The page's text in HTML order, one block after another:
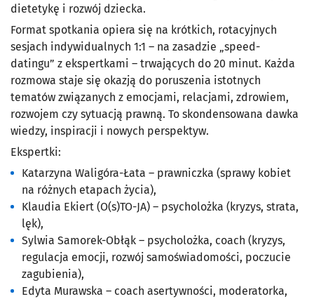
dietetykę i rozwój dziecka.
Format spotkania opiera się na krótkich, rotacyjnych
sesjach indywidualnych 1:1 – na zasadzie „speed-
datingu” z ekspertkami – trwających do 20 minut. Każda
rozmowa staje się okazją do poruszenia istotnych
tematów związanych z emocjami, relacjami, zdrowiem,
rozwojem czy sytuacją prawną. To skondensowana dawka
wiedzy, inspiracji i nowych perspektyw.
Ekspertki:
Katarzyna Waligóra-Łata – prawniczka (sprawy kobiet
na różnych etapach życia),
Klaudia Ekiert (O(s)TO-JA) – psycholożka (kryzys, strata,
lęk),
Sylwia Samorek-Obłąk – psycholożka, coach (kryzys,
regulacja emocji, rozwój samoświadomości, poczucie
zagubienia),
Edyta Murawska – coach asertywności, moderatorka,